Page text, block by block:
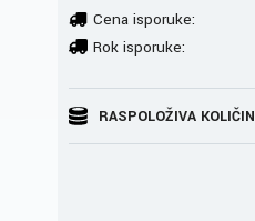
Cena isporuke:
Rok isporuke:
RASPOLOŽIVA